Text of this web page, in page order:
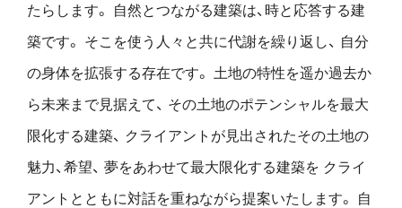
たらします。
自然とつながる建築は、時と応答する建
築です。 そこを使う人々と共に代謝を繰り返し、 自分
の身体を拡張する存在です。 土地の特性を遥か過去か
ら未来まで見据えて、 その土地のポテンシャルを最大
限化する建築、 クライアントが見出されたその土地の
魅力、希望、 夢をあわせて最大限化する建築を クライ
アントとともに対話を重ねながら提案いたします。
自